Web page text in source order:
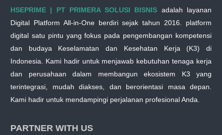
HSEPRIME | PT PRIMERA SOLUSI BISNIS adalah layanan
Digital Platform All-in-One berdiri sejak tahun 2016. platform
digital satu pintu yang fokus pada pengembangan kompetensi
dan budaya Keselamatan dan Kesehatan Kerja (K3) di
Indonesia. Kami hadir untuk menjawab kebutuhan tenaga kerja
dan perusahaan dalam membangun ekosistem K3 yang
terintegrasi, mudah diakses, dan berorientasi masa depan.
Kami hadir untuk mendampingi perjalanan profesional Anda.
PARTNER WITH US